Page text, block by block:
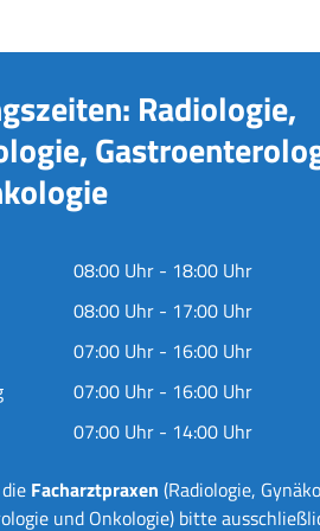
Radiologie,
08:00 Uhr - 18:00 Uhr
08:00 Uhr - 17:00 Uhr
07:00 Uhr - 16:00 Uhr
07:00 Uhr - 16:00 Uhr
07:00 Uhr - 14:00 Uhr
Facharztpraxen (Radiologie,
und Onkologie) bitte